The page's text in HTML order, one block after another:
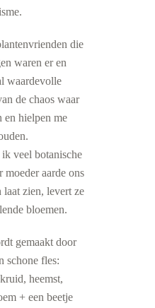
die
waren er en
waardevolle
de chaos waar
en hielpen me
veel botanische
moeder aarde ons
laat zien, levert ze
bloemen.
gemaakt door
schone fles:
heemst,
+ een beetje